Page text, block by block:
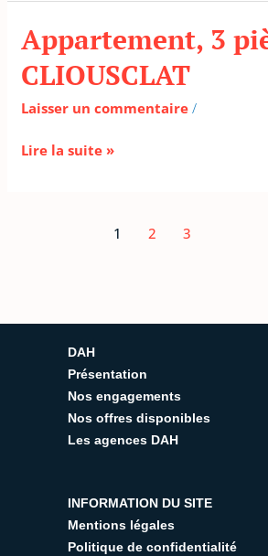
Appartement, 3
CLIOUSCLAT
Laisser un commentaire /
Appartement,
3
pièces
Lire la suite »
1 2 3
DAH
Présentation
Nos engagements
Nos offres disponibles
Les agences DAH
INFORMATION DU SITE
Mentions légales
Politique de confidentialité